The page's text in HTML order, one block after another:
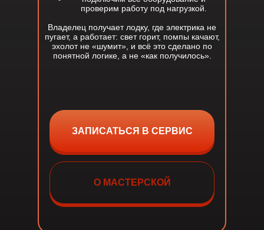
ЗАПИСАТЬСЯ В СЕРВИС
О МАСТЕРСКОЙ
проверим работу под нагрузкой.
Владелец получает лодку, где электрика не
пугает, а работает: свет горит, помпы качают,
эхолот не «шумит», и всё это сделано по
понятной логике, а не «как получилось».